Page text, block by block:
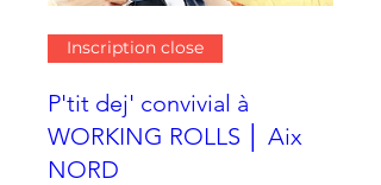
Inscription close
P'tit dej' convivial à
WORKING ROLLS │ Aix
NORD